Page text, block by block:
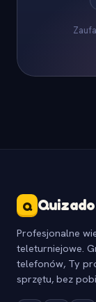
Q Quizado
Profesjonalne
teleturniejowe.
telefonów, Ty
sprzętu, bez